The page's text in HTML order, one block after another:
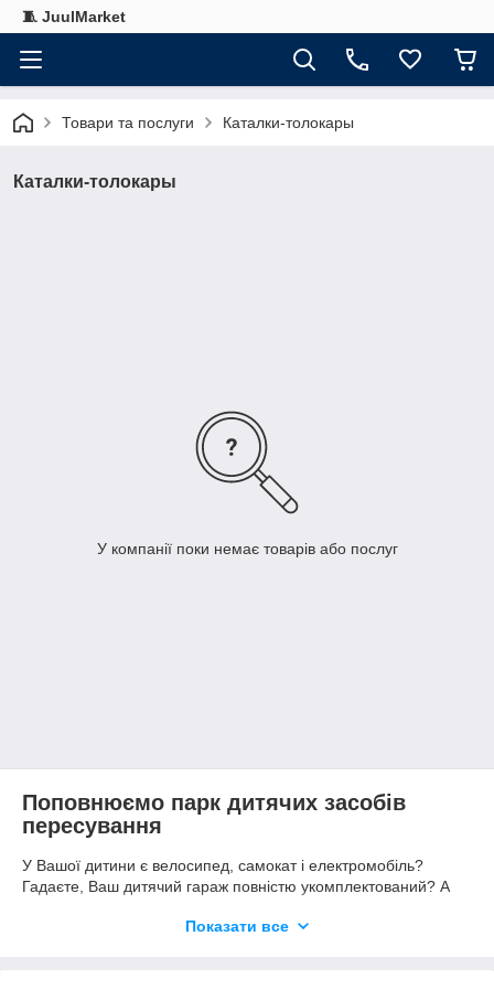
🧵 JuulMarket
Товари та послуги Каталки-толокары
Каталки-толокары
У компанії поки немає товарів або послуг
Поповнюємо парк дитячих засобів
пересування
У Вашої дитини є велосипед, самокат і електромобіль?
Гадаєте, Ваш дитячий гараж повністю укомплектований? А
. В конструкції немає педалей, а вона
Показати все